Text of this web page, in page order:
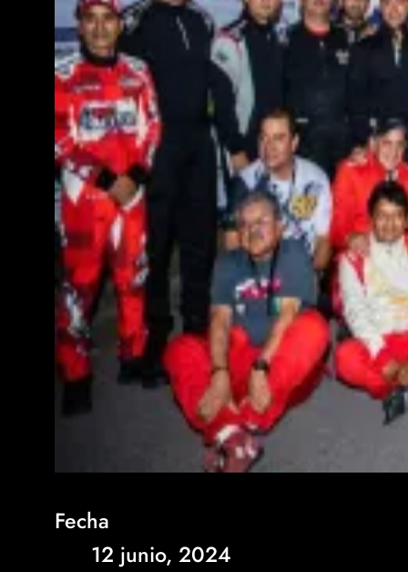
Fecha
12 junio, 2024